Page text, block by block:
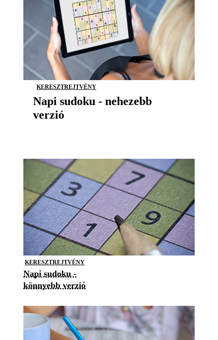
KERESZTREJTVÉNY
Napi sudoku - nehezebb
verzió
KERESZTREJTVÉNY
Napi sudoku -
könnyebb verzió